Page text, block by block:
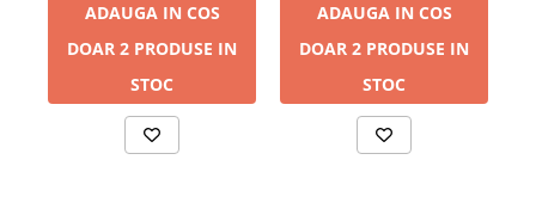
ADAUGA IN COS
DOAR 2 PRODUSE IN
STOC
ADAUGA IN COS
DOAR 2 PRODUSE IN
STOC